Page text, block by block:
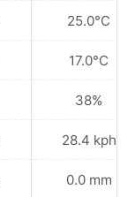
25.0°C
17.0°C
38%
28.4 kph
0.0 mm